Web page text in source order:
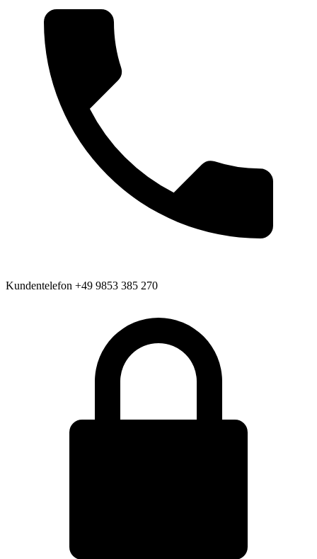
Kundentelefon +49 9853 385 270